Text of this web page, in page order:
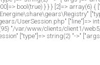
bool(true) } } } [2]=>
UserSession.php" ["line"]=>
"/var/www/clients/client1/
["type"]=> string(2) "->"